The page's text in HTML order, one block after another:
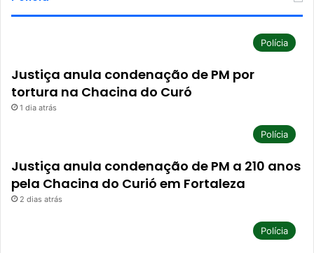
Polícia
Justiça anula condenação de PM por
tortura na Chacina do Curó
1 dia atrás
Polícia
Justiça anula condenação de PM a 210 anos
pela Chacina do Curió em Fortaleza
2 dias atrás
Polícia